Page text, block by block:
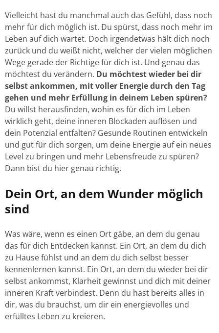
Vielleicht hast du manchmal auch das Gefühl, dass noch
mehr für dich möglich ist. Du spürst, dass noch mehr im
Leben auf dich wartet. Doch irgendetwas hält dich noch
zurück und du weißt nicht, welcher der vielen möglichen
Wege gerade der Richtige für dich ist. Und genau das
möchtest du verändern. Du möchtest wieder bei dir
selbst ankommen, mit voller Energie durch den Tag
gehen und mehr Erfüllung in deinem Leben spüren?
Du willst herausfinden, wohin es für dich im Leben
wirklich geht, deine inneren Blockaden auflösen und
dein Potenzial entfalten? Gesunde Routinen entwickeln
und gut für dich sorgen, um deine Energie auf ein neues
Level zu bringen und mehr Lebensfreude zu spüren?
Dann bist du hier genau richtig.
Dein Ort, an dem Wunder möglich
sind
Was wäre, wenn es einen Ort gäbe, an dem du genau
das für dich Entdecken kannst. Ein Ort, an dem du dich
zu Hause fühlst und an dem du dich selbst besser
kennenlernen kannst. Ein Ort, an dem du wieder bei dir
selbst ankommst, Klarheit gewinnst und dich mit deiner
inneren Kraft verbindest. Denn du hast bereits alles in
dir, was du brauchst, um dir ein energievolles und
erfülltes Leben zu kreieren.